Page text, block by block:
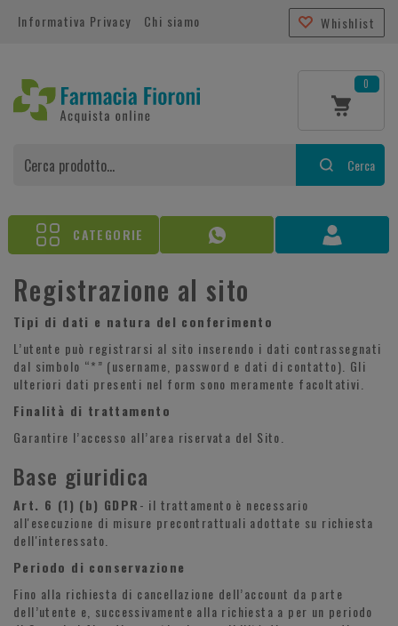
Informativa Privacy Chi siamo Whishlist
0
Cerca
CATEGORIE
Registrazione al sito
Tipi di dati e natura del conferimento
L’utente può registrarsi al sito inserendo i dati contrassegnati
dal simbolo “*” (username, password e dati di contatto). Gli
ulteriori dati presenti nel form sono meramente facoltativi.
Finalità di trattamento
Garantire l’accesso all’area riservata del Sito.
Base giuridica
Art. 6 (1) (b) GDPR- il trattamento è necessario
all'esecuzione di misure precontrattuali adottate su richiesta
dell'interessato.
Periodo di conservazione
Fino alla richiesta di cancellazione dell’account da parte
dell’utente e, successivamente alla richiesta a per un periodo